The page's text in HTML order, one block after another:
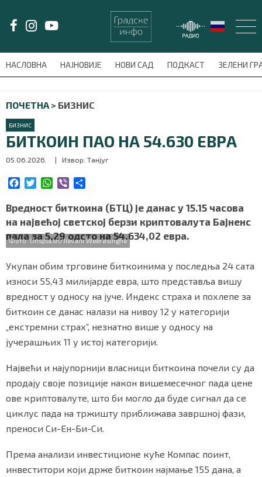
НАСЛОВНА НАЈНОВИЈЕ НОВИ САД ПОДКАСТ ЗЕЛЕНИ
meni'); $this_item = current( wp_filter_object_list(
ПОЧЕТНА > БИЗНИС
БИЗНИС
БИТКОИН ПАО НА 54.630 ЕВРА
05.06.2026. | Извор: Танјуг
c
e
b
o
k
i
t
t
e
W
a
t
s
A
p
b
e
r
a
r
e
Вредност биткоина (БТЦ) је данас у 15.15 часова
на највећој светској берзи криптовалута Бајненс
пала за 5,29 одсто на 54.634,02 евра.
Фото: Unsplash/Jievani Weerasinghe
Укупан обим трговине биткоинима у последња 24 сата
износи 55,43 милијарде евра, што представља вишу
вредност у односу на јуче. Индекс страха и похлепе за
биткоин се данас налази на нивоу 12 у категорији
„екстремни страх”, незнатно више у односу на
јучерашњих 11 у истој категорији.
Највећи и најупорнији власници биткоина почели су да
продају своје позиције након вишемесечног пада цене
ове криптовалуте, што би могло да буде сигнал да се
циклус пада на тржишту приближава завршној фази,
преноси Си-Ен-Би-Си.
Према анализи инвестиционе куће Компас поинт,
инвеститори који држе биткоин најмање 155 дана, а
LAT/ЋИР
НАСЛОВНА
НАЈНОВИЈЕ
НОВИ САД
ЗЕЛЕНИ ГРАД
ВИДЕО
СПЕЦИЈАЛИ
БЛОГ
СРБИЈА
ЖИВОТ И СТИЛ
СПОРТ
БИЗНИС
redakcija@gradskeinfo.rs